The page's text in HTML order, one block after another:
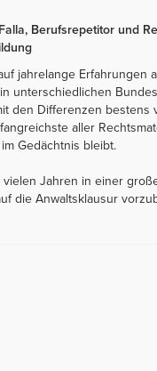
Berufsrepetitor und
jahrelange
unterschiedlichen
den Differenzen bestens
aller
Gedächtnis bleibt.
vielen Jahren in einer
die Anwaltsklausur